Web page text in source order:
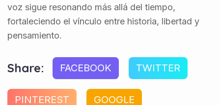
voz sigue resonando más allá del tiempo,
fortaleciendo el vínculo entre historia, libertad y
pensamiento.
Share: FACEBOOK TWITTER
PINTEREST GOOGLE